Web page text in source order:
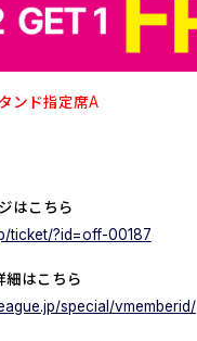
ンド指定席A
はこちら
ticket/?id=off-00187
細はこちら
special/vmemberid/